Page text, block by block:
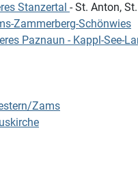
Stanzertal - St. Anton,
Zammerberg-Schönwies
Paznaun - Kappl-See-
Zams